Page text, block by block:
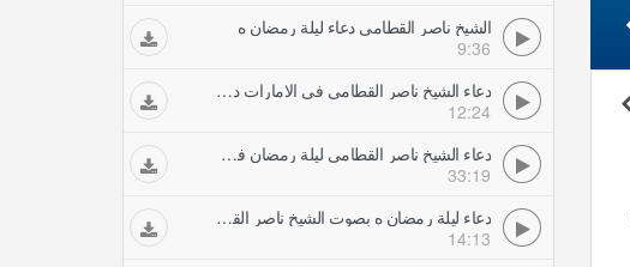
الشيخ ناصر القطامي دعاء ليلة رمضان ه
9:36
دعاء الشيخ ناصر القطامي في الامارات دبي أبكى من في المسجد خاشع جدا الليلة من رمضان
12:24
دعاء الشيخ ناصر القطامي ليلة رمضان في قطر
33:19
دعاء ليلة رمضان ه بصوت الشيخ ناصر القطاميخاشع
14:13